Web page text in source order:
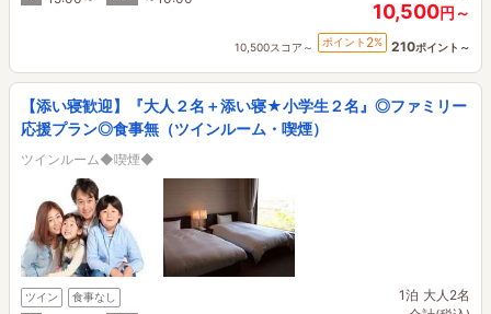
10,500円～
10,500スコア～ ポイント 2% 210ポイント～
【添い寝歓迎】『大人２名＋添い寝★小学生２名』◎ファミリー
応援プラン◎食事無（ツインルーム・喫煙）
ツインルーム◆喫煙◆
ツイン
食事なし
1泊 大人2名